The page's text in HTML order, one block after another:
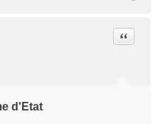
d'Etat
Citer